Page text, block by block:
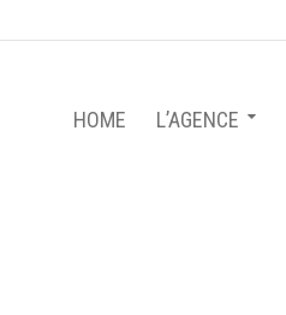
HOME L’AGENCE